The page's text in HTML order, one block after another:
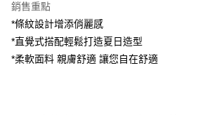
Apple Pay
街口支付
銷售重點
*條紋設計增添俏麗感
*直覺式搭配輕鬆打造夏日造型
*柔軟面料 親膚舒適 讓您自在舒適